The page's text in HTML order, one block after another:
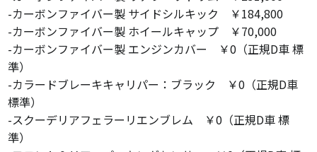
-カーボンファイバー製 サイドシルキック ￥184,800
-カーボンファイバー製 ホイールキャップ ￥70,000
-カーボンファイバー製 エンジンカバー ￥0（正規D車 標
準）
-カラードブレーキキャリパー：ブラック ￥0（正規D車
標準）
-スクーデリアフェラーリエンブレム ￥0（正規D車 標
準）